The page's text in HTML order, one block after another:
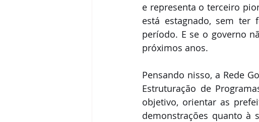
e representa o terceiro
está estagnado, sem ter
período. E se o governo
próximos anos.
Pensando nisso, a Rede
Estruturação de
objetivo, orientar as
demonstrações quanto à